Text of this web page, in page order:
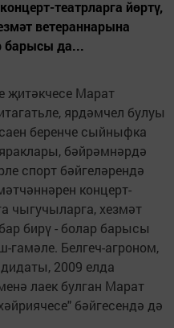
театрларга йөртү,
ветераннарына
барысы да...
җитәкчесе Марат
ярдәмчел булуы
беренче сыйныфка
бәйрәмнәрдә
спорт бәйгеләрендә
концерт-
чыгучыларга, хезмәт
бирү - болар барысы
гамәле. Белгеч-агроном,
2009 елда
лаек булган Марат
бәйгесендә дә